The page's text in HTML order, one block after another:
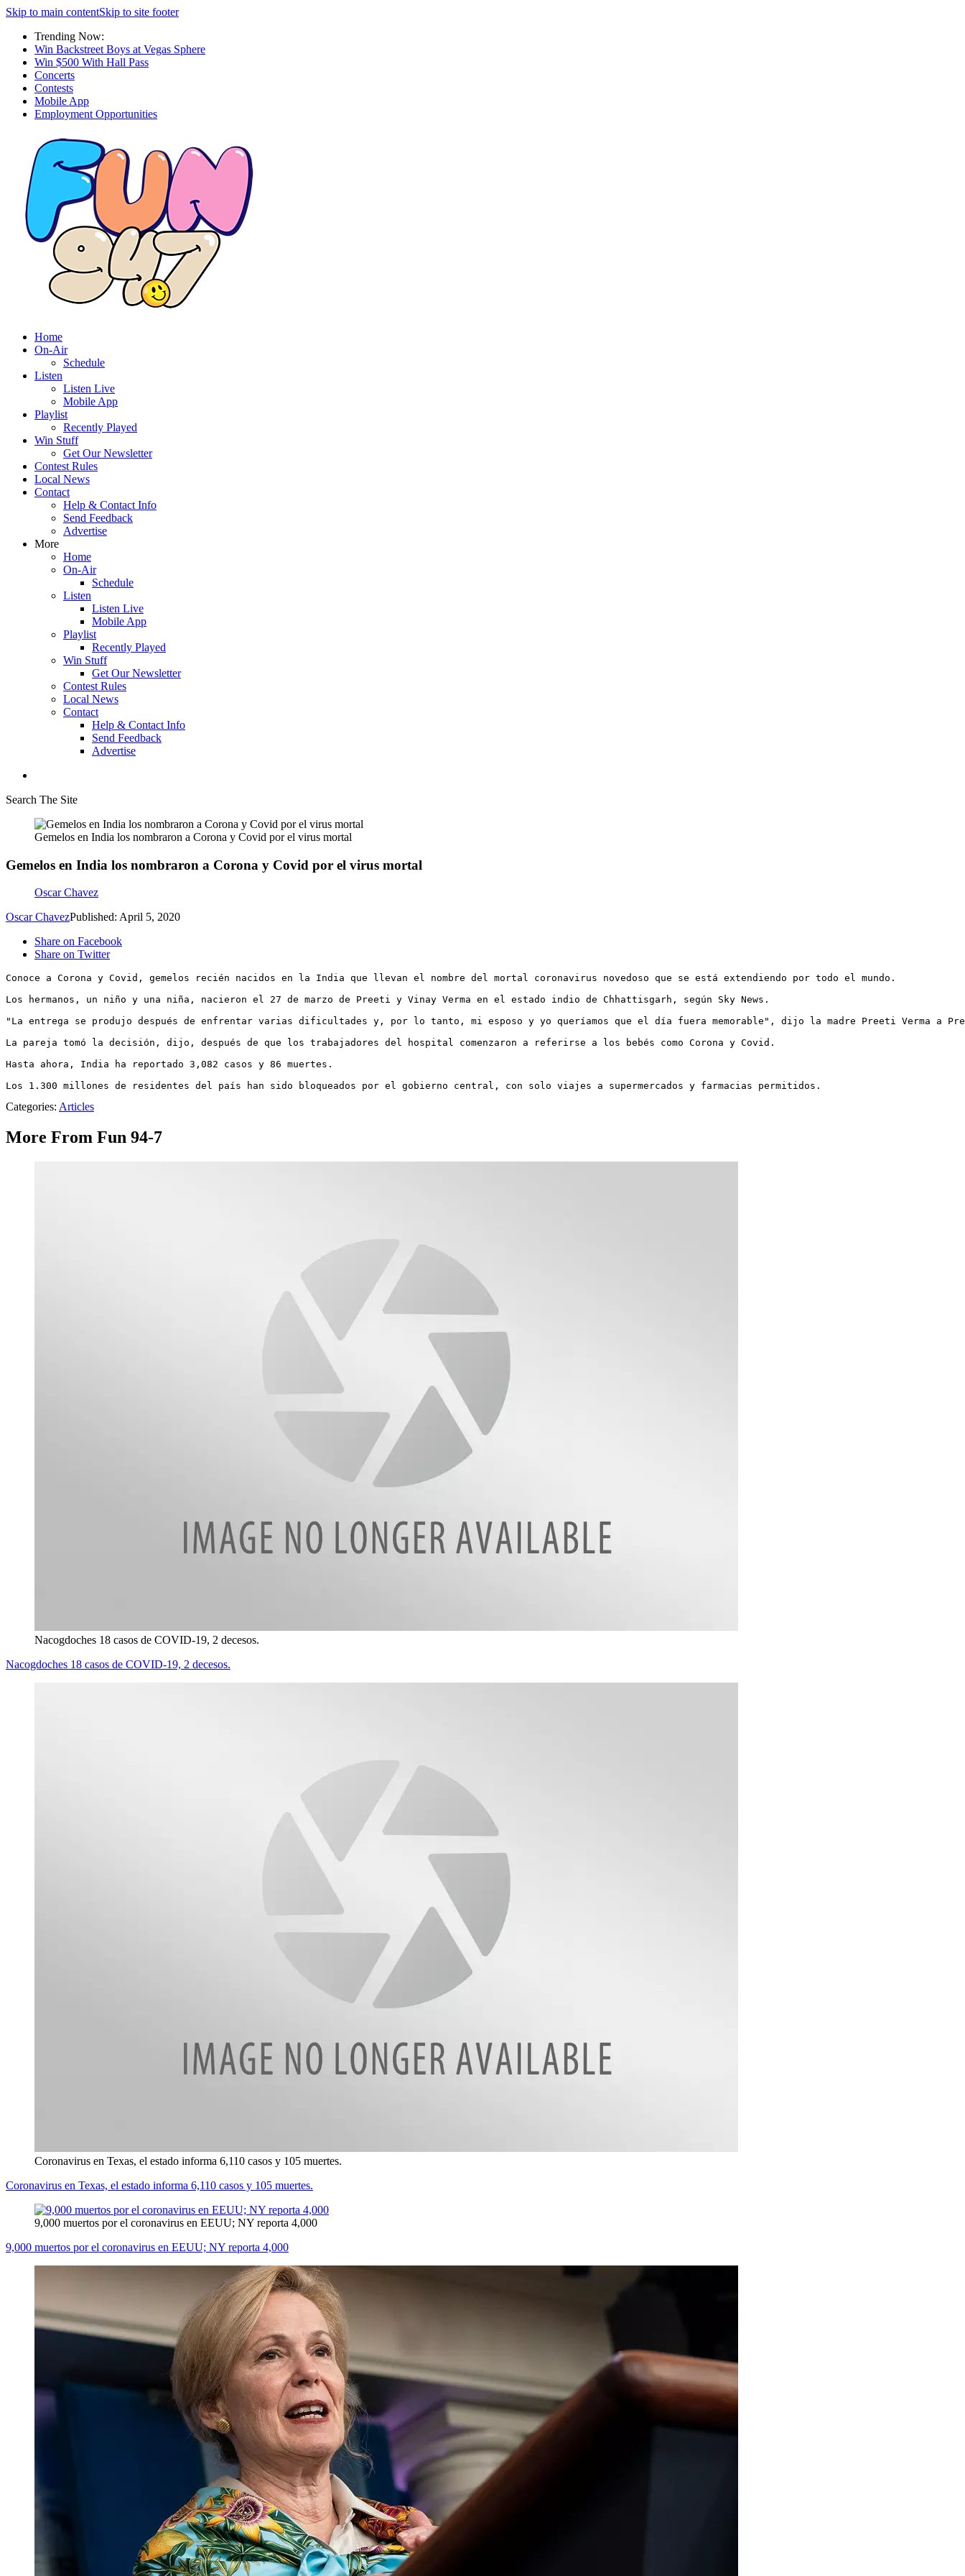
Skip to main contentSkip to site footer
Trending Now:
Win Backstreet Boys at Vegas Sphere
Win $500 With Hall Pass
Concerts
Contests
Mobile App
Employment Opportunities
Home
On-Air
Schedule
Listen
Listen Live
Mobile App
Playlist
Recently Played
Win Stuff
Get Our Newsletter
Contest Rules
Local News
Contact
Help & Contact Info
Send Feedback
Advertise
More
Home
On-Air
Schedule
Listen
Listen Live
Mobile App
Playlist
Recently Played
Win Stuff
Get Our Newsletter
Contest Rules
Local News
Contact
Help & Contact Info
Send Feedback
Advertise
Search The Site
Gemelos en India los nombraron a Corona y Covid por el virus mortal
Gemelos en India los nombraron a Corona y Covid por el virus mortal
Oscar Chavez
Oscar ChavezPublished: April 5, 2020
Share on Facebook
Share on Twitter
Conoce a Corona y Covid, gemelos recién nacidos en la India que llevan el nombre del mortal coronavirus novedoso que se está extendiendo por todo el mundo.
Los hermanos, un niño y una niña, nacieron el 27 de marzo de Preeti y Vinay Verma en el estado indio de Chhattisgarh, según Sky News.
"La entrega se produjo después de enfrentar varias dificultades y, por lo tanto, mi esposo y yo queríamos que el día fuera memorable", dijo la madre Preeti Verma a
La pareja tomó la decisión, dijo, después de que los trabajadores del hospital comenzaron a referirse a los bebés como Corona y Covid.
Hasta ahora, India ha reportado 3,082 casos y 86 muertes.
Los 1.300 millones de residentes del país han sido bloqueados por el gobierno central, con solo viajes a supermercados y farmacias permitidos.
Categories: Articles
More From Fun 94-7
Nacogdoches 18 casos de COVID-19, 2 decesos.
Nacogdoches 18 casos de COVID-19, 2 decesos.
Coronavirus en Texas, el estado informa 6,110 casos y 105 muertes.
Coronavirus en Texas, el estado informa 6,110 casos y 105 muertes.
9,000 muertos por el coronavirus en EEUU; NY reporta 4,000
9,000 muertos por el coronavirus en EEUU; NY reporta 4,000